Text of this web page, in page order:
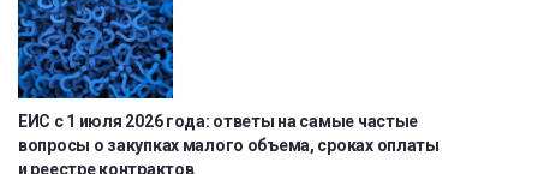
ЕИС с 1 июля 2026 года: ответы на самые частые
вопросы о закупках малого объема, сроках оплаты
и реестре контрактов